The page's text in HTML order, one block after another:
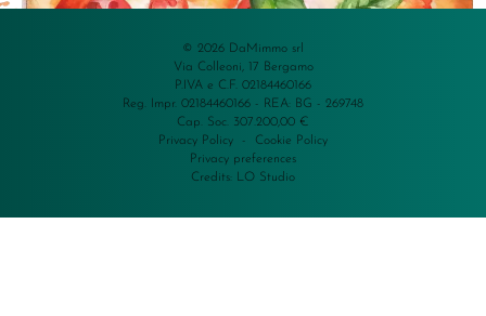
© 2026 DaMimmo srl
Via Colleoni, 17 Bergamo
P.IVA e C.F. 02184460166
Reg. Impr. 02184460166 - REA: BG - 269748
Cap. Soc. 307.200,00 €
Privacy Policy - Cookie Policy
Privacy preferences
Credits:
LO Studio